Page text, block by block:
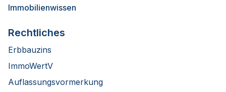
Immobilienwissen
Rechtliches
Erbbauzins
ImmoWertV
Auflassungsvormerkung